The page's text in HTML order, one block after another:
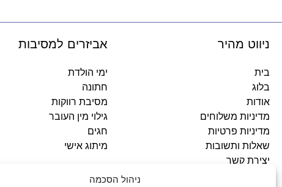
ניהול הסכמה
ניווט מהיר
בית
בלוג
אודות
מדיניות משלוחים
מדיניות פרטיות
שאלות ותשובות
יצירת קשר
אביזרים למסיבות
ימי הולדת
חתונה
מסיבת רווקות
גילוי מין העובר
חגים
מיתוג אישי